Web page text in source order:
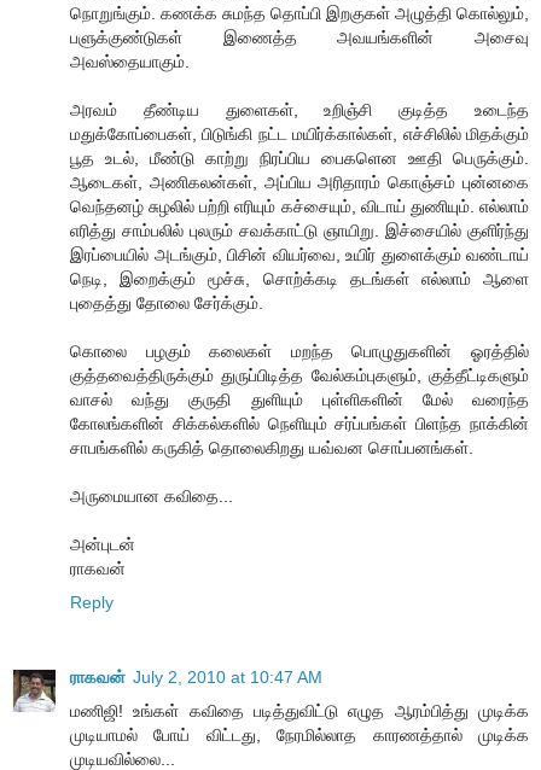
நொறுங்கும். கணக்க சுமந்த தொப்பி இறகுகள் அழுத்தி கொல்லும்,
பளுக்குண்டுகள் இணைத்த அவயங்களின் அசைவு
அவஸ்தையாகும்.
அரவம் தீண்டிய துளைகள், உறிஞ்சி குடித்த உடைந்த
மதுக்கோப்பைகள், பிடுங்கி நட்ட மயிர்க்கால்கள், எச்சிலில் மிதக்கும்
பூத உடல், மீண்டு காற்று நிரப்பிய பைகளென ஊதி பெருக்கும்.
ஆடைகள், அணிகலன்கள், அப்பிய அரிதாரம் கொஞ்சம் புன்னகை
வெந்தனழ் சுழலில் பற்றி எரியும் கச்சையும், விடாய் துணியும். எல்லாம்
எரித்து சாம்பலில் புலரும் சவக்காட்டு ஞாயிறு. இச்சையில் குளிர்ந்து
இரப்பையில் அடங்கும், பிசின் வியர்வை, உயிர் துளைக்கும் வண்டாய்
நெடி, இறைக்கும் மூச்சு, சொற்க்கடி தடங்கள் எல்லாம் ஆளை
புதைத்து தோலை சேர்க்கும்.
கொலை பழகும் கலைகள் மறந்த பொழுதுகளின் ஓரத்தில்
குத்தவைத்திருக்கும் துருப்பிடித்த வேல்கம்புகளும், குத்தீட்டிகளும்
வாசல் வந்து குருதி துளியும் புள்ளிகளின் மேல் வரைந்த
கோலங்களின் சிக்கல்களில் நெளியும் சர்ப்பங்கள் பிளந்த நாக்கின்
சாபங்களில் கருகித் தொலைகிறது யவ்வன சொப்பனங்கள்.
அருமையான கவிதை...
அன்புடன்
ராகவன்
Reply
ராகவன் July 2, 2010 at 10:47 AM
மணிஜி! உங்கள் கவிதை படித்துவிட்டு எழுத ஆரம்பித்து முடிக்க
முடியாமல் போய் விட்டது, நேரமில்லாத காரணத்தால் முடிக்க
முடியவில்லை...